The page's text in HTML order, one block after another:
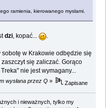
ramienia, kierowanego myslami.
dzi, kopać... .
sobotę w Krakowie odbędzie się
się zaliczać. Gorąco
nie jest wymagany...
wysłana przez Q » Zapisane
i nieważnych, tylko my